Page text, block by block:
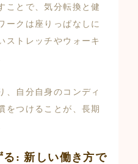
ことで、気分転換と健
ークは座りっぱなしに
ストレッチやウォーキ
、自分自身のコンディ
をつけることが、長期
る: 新しい働き方で